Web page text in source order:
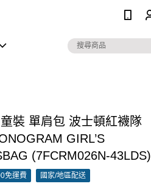
裝 單肩包 波士頓紅襪隊
GIRL’S
(7FCRM026N-43LDS)
免運費 國家/地區配送